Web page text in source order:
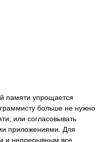
памяти упрощается
больше не нужно
или согласовывать
приложениями. Для
и непрерывным все